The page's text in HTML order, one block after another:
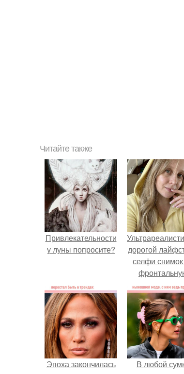
Читайте также
Привлекательности
у луны попросите?
дорогой
селфи
камеру.
Эпоха закончилась
В любой